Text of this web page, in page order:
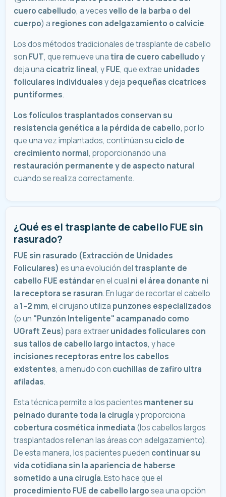
cuero cabelludo, a vecesvello de la barba o del
cuerpo) a regiones con adelgazamiento o calvicie.
Los dos métodos tradicionales de trasplante de cabello
son FUT, que remueve unatira de cuero cabelludoy
deja una cicatriz lineal, yFUE, que extrae unidades
foliculares individualesy deja pequeñas cicatrices
puntiformes.
Los folículos trasplantados conservan su
resistencia genética a la pérdida de cabello, por lo
que una vez implantados, continúan su ciclo de
crecimiento normal, proporcionando una
restauración permanente y de aspecto natural
cuando se realiza correctamente.
¿Qué es el trasplante de cabello FUE sin
rasurado?
FUE sin rasurado (Extracción de Unidades
Foliculares) es una evolución deltrasplante de
cabello FUE estándaren el cual ni el área donante ni
la receptora se rasuran. En lugar de recortar el cabello
a 1–2 mm, el cirujano utiliza punzones especializados
(o un "Punzón Inteligente" acampanado como
UGraft Zeus) para extraerunidades foliculares con
sus tallos de cabello largo intactos, y hace
incisiones receptoras entre los cabellos
existentes, a menudo con cuchillas de zafiro ultra
afiladas.
Esta técnica permite a los pacientes mantener su
peinado durante toda la cirugíay proporciona
cobertura cosmética inmediata (los cabellos largos
trasplantados rellenan las áreas con adelgazamiento).
De esta manera, los pacientes pueden continuar su
vida cotidiana sin la apariencia de haberse
sometido a una cirugía. Esto hace que el
procedimiento FUE de cabello largosea una opción